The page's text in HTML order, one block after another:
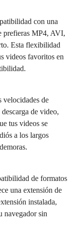
con una
prefieras MP4, AVI,
Esta flexibilidad
videos favoritos en
velocidades de
de video,
tus videos se
a los largos
de formatos
una extensión de
instalada,
navegador sin